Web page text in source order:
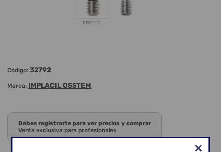
Código: 32792
Marca: IMPLACIL OSSTEM
Debes registrarte para ver precios y comprar
Venta exclusiva para profesionales